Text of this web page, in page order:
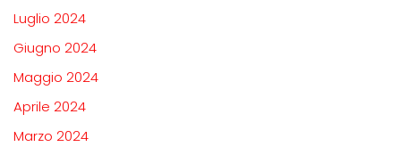
Luglio 2024
Giugno 2024
Maggio 2024
Aprile 2024
Marzo 2024